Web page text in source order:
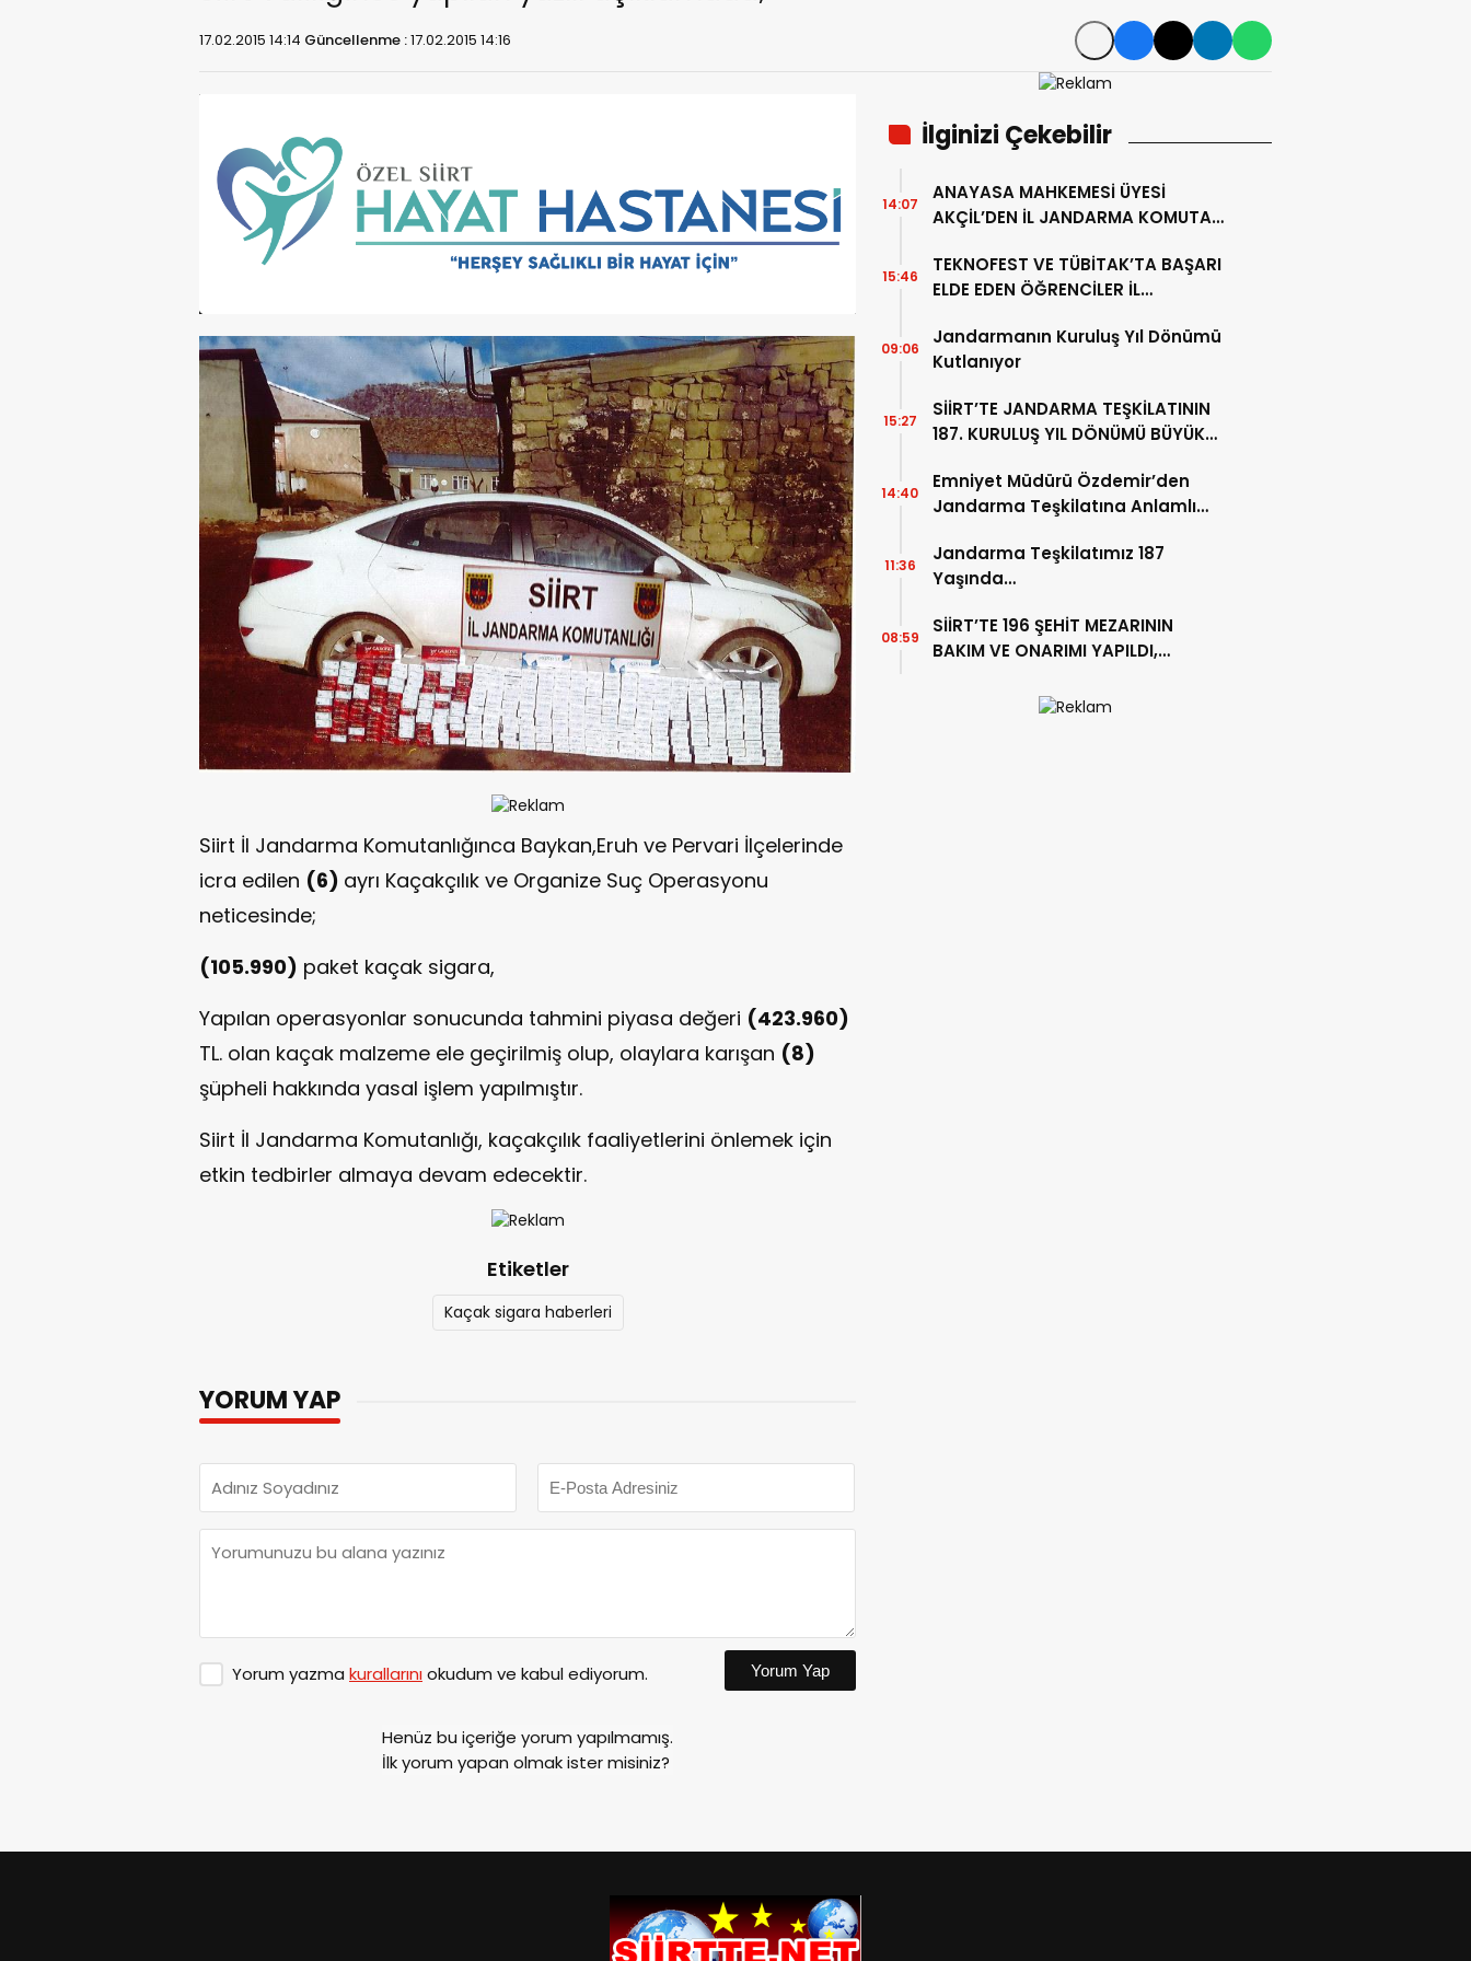
17.02.2015 14:14 Güncellenme :17.02.2015 14:16
Siirt İl Jandarma Komutanlığınca Baykan,Eruh ve Pervari İlçelerinde
icra edilen (6) ayrı Kaçakçılık ve Organize Suç Operasyonu
neticesinde;
(105.990) paket kaçak sigara,
Yapılan operasyonlar sonucunda tahmini piyasa değeri (423.960)
TL. olan kaçak malzeme ele geçirilmiş olup, olaylara karışan (8)
şüpheli hakkında yasal işlem yapılmıştır.
Siirt İl Jandarma Komutanlığı, kaçakçılık faaliyetlerini önlemek için
etkin tedbirler almaya devam edecektir.
Etiketler
Kaçak sigara haberleri
YORUM YAP
Yorum yazma kurallarınıokudum ve kabul ediyorum. Yorum Yap
Henüz bu içeriğe yorum yapılmamış.
İlk yorum yapan olmak ister misiniz?
İlginizi Çekebilir
ANAYASA MAHKEMESİ ÜYESİ
AKÇİL’DEN İL JANDARMA KOMUTANI
14:07
TEKNOFEST VE TÜBİTAK’TA BAŞARI
ELDE EDEN ÖĞRENCİLER İL
ZİYARET ETTİ.
15:46
Jandarmanın Kuruluş Yıl Dönümü
Kutlanıyor
09:06
SİİRT’TE JANDARMA TEŞKİLATININ
187. KURULUŞ YIL DÖNÜMÜ BÜYÜK
15:27
Emniyet Müdürü Özdemir’den
Jandarma Teşkilatına Anlamlı
14:40
Jandarma Teşkilatımız 187
Yaşında…
11:36
SİİRT’TE 196 ŞEHİT MEZARININ
BAKIM VE ONARIMI YAPILDI,
08:59